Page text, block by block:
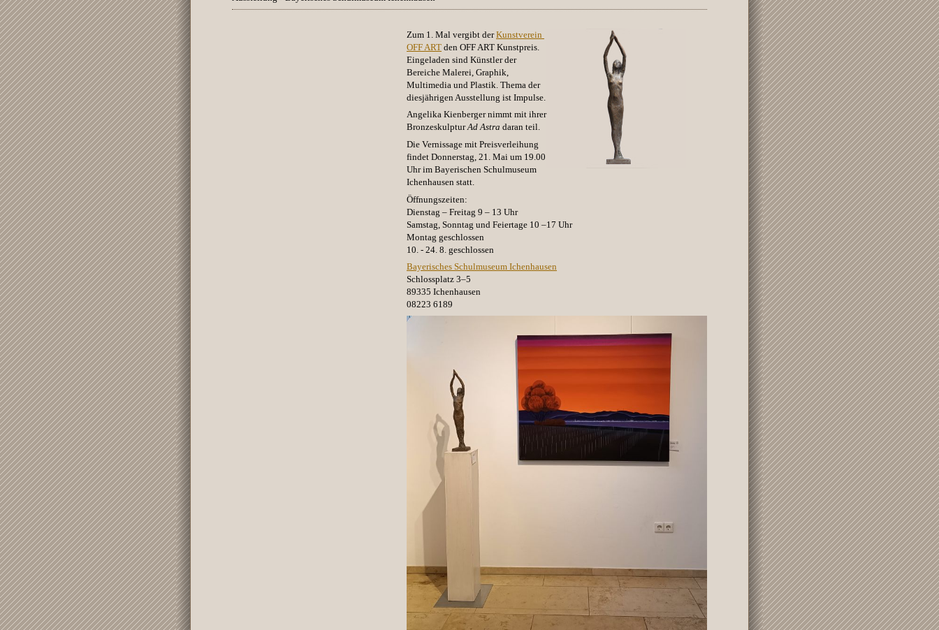
Zum 1. Mal vergibt derKunstverein
OFF ART den OFF ART Kunstpreis.
Eingeladen sind Künstler der
Bereiche Malerei , Graphik,
Multimedia und Plastik. Thema der
diesjährigen Ausstellung ist Impulse.
Angelika Kienbergernimmt mit ihrer
BronzeskulpturAd Astra daran teil.
Die Vernissage mit Preisverleihung
findet Donnerstag, 21. Mai um 19.00
Uhr im Bayerischen Schulmuseum
Ichenhausen statt.
Öffnungszeiten:
Dienstag – Freitag 9 – 13 Uhr
Samstag, Sonntag und Feiertage 10 –17 Uhr
Montag geschlossen
10. - 24. 8. geschlossen
Bayerisches Schulmuseum Ichenhausen
Schlossplatz 3–5
89335 Ichenhausen
08223 6189